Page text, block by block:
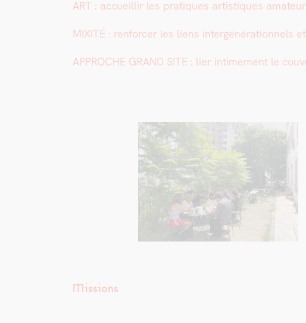
ART : accueil­lir les pra­tiques artis­tiques
MIXITÉ : ren­forcer les liens intergénéra­tionnels
APPROCHE GRAND SITE : lier intime­ment le
Missions